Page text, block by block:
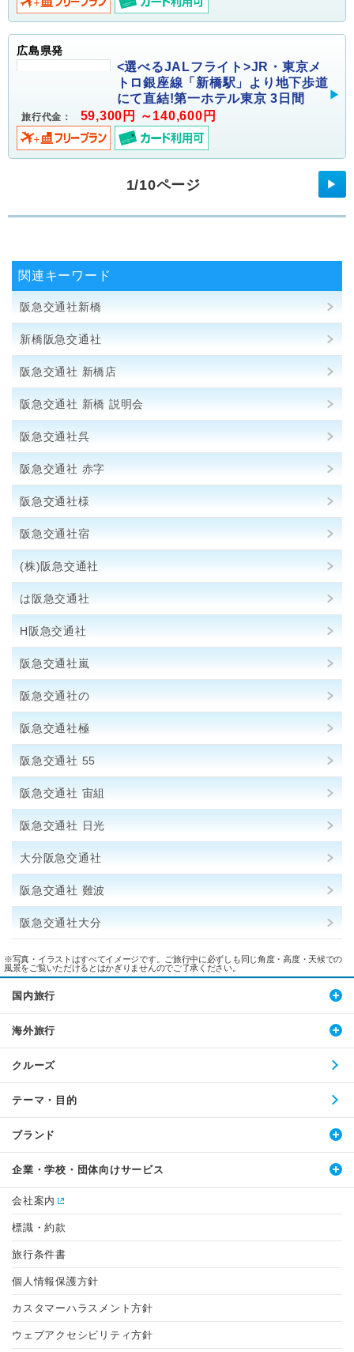
広島県発
<選べるJALフライト>JR・東京メ
トロ銀座線「新橋駅」より地下歩道
にて直結!第一ホテル東京 3日間
旅行代金： 59,300円 ～140,600円
1/10ページ ▶
関連キーワード
阪急交通社新橋
新橋阪急交通社
阪急交通社 新橋店
阪急交通社 新橋 説明会
阪急交通社呉
阪急交通社 赤字
阪急交通社様
阪急交通社宿
(株)阪急交通社
は阪急交通社
H阪急交通社
阪急交通社嵐
阪急交通社の
阪急交通社極
阪急交通社 55
阪急交通社 宙組
阪急交通社 日光
大分阪急交通社
阪急交通社 難波
阪急交通社大分
※写真・イラストはすべてイメージです。ご旅行中に必ずしも同じ角度・高度・天候での
風景をご覧いただけるとはかぎりませんのでご了承ください。
国内旅行
海外旅行
クルーズ
テーマ・目的
ブランド
企業・学校・団体向けサービス
会社案内
標識・約款
旅行条件書
個人情報保護方針
カスタマーハラスメント方針
ウェブアクセシビリティ方針